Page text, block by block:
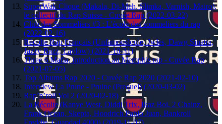
SuperWak Clique (Makala, Di-Meh, Slimka, Varnish, Mairo),
le collectif du Rap Suisse - Cuvée Rap (2022-03-22)
Club des Sommeliers #3 : L'école des sommeliers du rap
(2022-02-16)
Récolte Rap Français (Unfamouslouie, Jwles, Dawg Sinatra,
Jazzy Bazz, Laylow) (2021-10-31)
Three 6 Mafia, introduction au Memphis rap - Cuvée Rap
(2021-07-05)
Top Albums Rap 2020 - Cuvée Rap 2020 (2021-02-10)
Interview La Prune - Pruine (Prequel) (2020-03-02)
Rap’n’roll Vol 2 (2020-02-18)
La Récolte (Kanye West, Diddi Trix, Ikaz Boi, 2 Chainz,
Frank Ocean, Skepta, Hoodrich Pablo Juan, Bankroll
Freddie, Guapdad 4000) (2019-11-07)